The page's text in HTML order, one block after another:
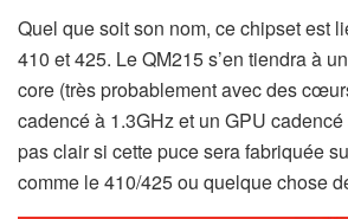
Quel que soit son nom, ce chipset est
410 et 425. Le QM215 s’en tiendra à
core (très probablement avec des
cadencé à 1.3GHz et un GPU cadencé
pas clair si cette puce sera fabriquée
comme le 410/425 ou quelque chose